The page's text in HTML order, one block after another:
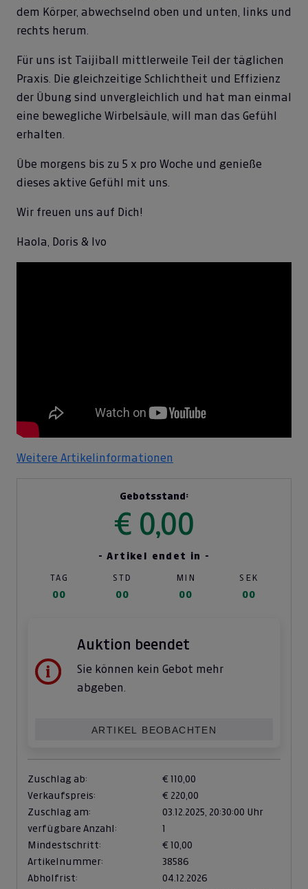
dem Körper, abwechselnd oben und unten, links und
rechts herum.
Für uns ist Taijiball mittlerweile Teil der täglichen
Praxis. Die gleichzeitige Schlichtheit und Effizienz
der Übung sind unvergleichlich und hat man einmal
eine bewegliche Wirbelsäule, will man das Gefühl
erhalten.
Übe morgens bis zu 5 x pro Woche und genieße
dieses aktive Gefühl mit uns.
Wir freuen uns auf Dich!
Haola, Doris & Ivo
Weitere Artikelinformationen
Gebotsstand:
€ 0,00
- Artikel endet in -
TAG STD MIN SEK
00 00 00 00
Auktion beendet
Sie können kein Gebot mehr
abgeben.
ARTIKEL BEOBACHTEN
Zuschlag ab:
€ 110,00
Verkaufspreis:
€ 220,00
Zuschlag am:
03.12.2025, 20:30:00 Uhr
verfügbare Anzahl:
1
Mindestschritt:
€ 10,00
Artikelnummer:
38586
Abholfrist:
04.12.2026